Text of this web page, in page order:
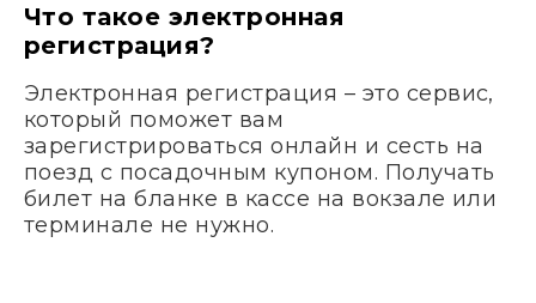
Что такое электронная
регистрация?
Электронная регистрация – это сервис,
который поможет вам
зарегистрироваться онлайн и сесть на
поезд с посадочным купоном. Получать
билет на бланке в кассе на вокзале или
терминале не нужно.